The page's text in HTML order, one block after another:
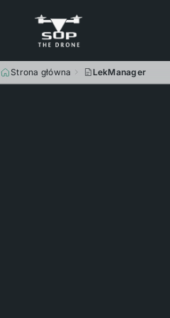
Strona główna LekManager